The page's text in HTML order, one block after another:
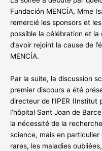
Fundación MENCÍA, Mme
remercié les sponsors et
possible la célébration et
d’avoir rejoint la cause de
MENCÍA.
Par la suite, la discussion
premier discours a été
directeur de l’IPER (Institut
l’hôpital Sant Joan de
la nécessité de la
science, mais en particulier
rares, les maladies